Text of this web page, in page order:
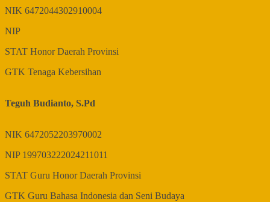
NIK 6472044302910004
NIP
STAT Honor Daerah Provinsi
GTK Tenaga Kebersihan
Teguh Budianto, S.Pd
NIK 6472052203970002
NIP 199703222024211011
STAT Guru Honor Daerah Provinsi
GTK Guru Bahasa Indonesia dan Seni Budaya